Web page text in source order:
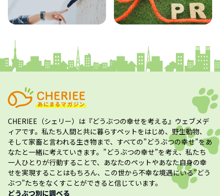
CHERIEE（シェリー） は『どうぶつの幸せを考える』ウェブメデ
ィアです。私たち人間と共に暮らすペットをはじめ、野生動物、
そして家畜と言われる生き物まで、すべての”どうぶつの幸せ”をあ
なたと一緒に考えていきます。”どうぶつの幸せ”を考え、私たち
一人ひとりが行動することで、あなたのペットやあなた自身の幸
せを実現することはもちろん、この世から不幸な境遇にいる”どう
ぶつ”たちをなくすことができると信じています。
どうぶつ別に調べる